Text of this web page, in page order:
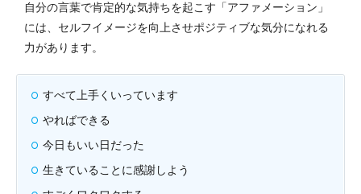
自分の言葉で肯定的な気持ちを起こす「アファメーション」
には、セルフイメージを向上させポジティブな気分になれる
力があります。
すべて上手くいっています
やればできる
今日もいい日だった
生きていることに感謝しよう